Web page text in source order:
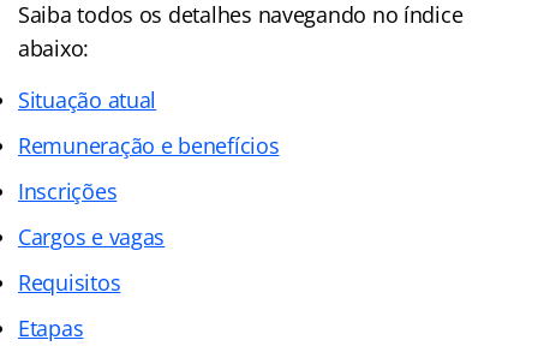
Saiba todos os detalhes navegando no índice
abaixo:
Situação atual
Remuneração e benefícios
Inscrições
Cargos e vagas
Requisitos
Etapas